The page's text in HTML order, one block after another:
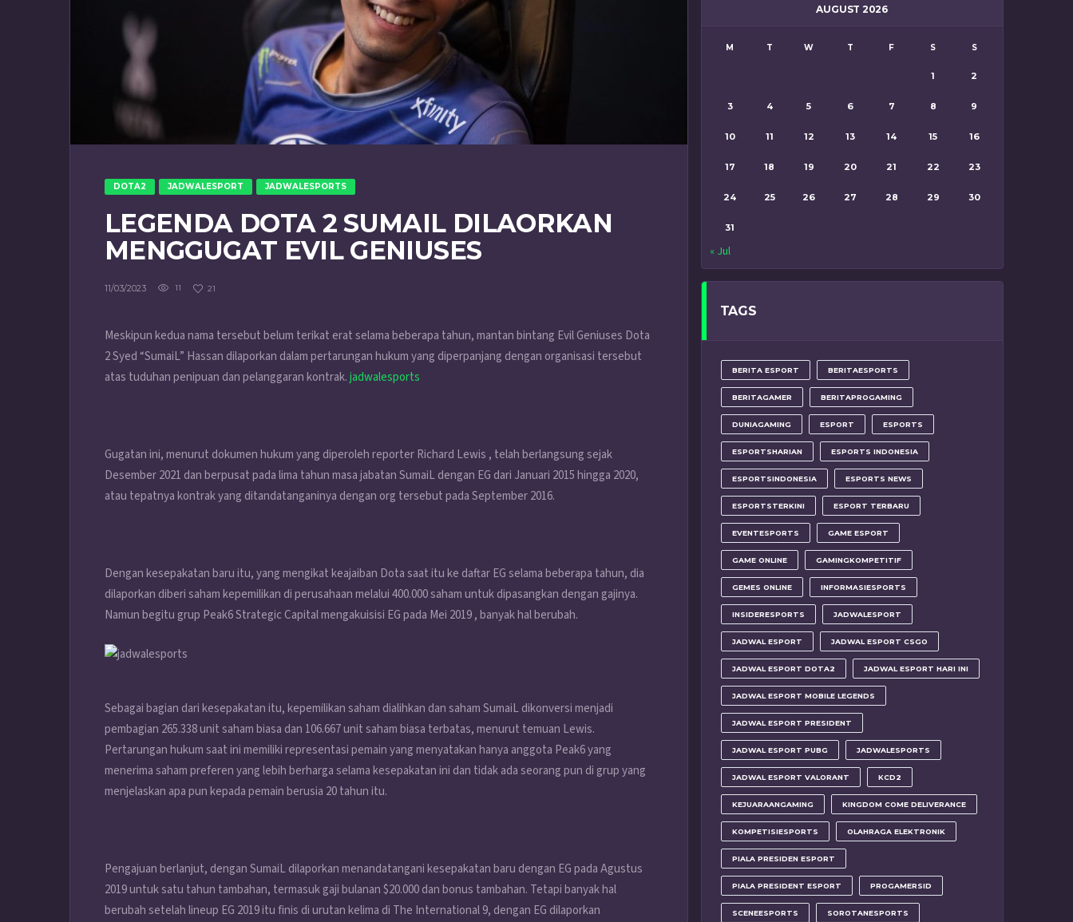
DOTA2 JADWALESPORT JADWALESPORTS
LEGENDA DOTA 2 SUMAIL DILAORKAN
MENGGUGAT EVIL GENIUSES
11/03/2023 11 21
Meskipun kedua nama tersebut belum terikat erat selama beberapa tahun, mantan bintang Evil Geniuses Dota
2 Syed “SumaiL” Hassan dilaporkan dalam pertarungan hukum yang diperpanjang dengan organisasi tersebut
atas tuduhan penipuan dan pelanggaran kontrak.jadwalesports
Gugatan ini, menurut dokumen hukum yang diperoleh reporter Richard Lewis , telah berlangsung sejak
Desember 2021 dan berpusat pada lima tahun masa jabatan SumaiL dengan EG dari Januari 2015 hingga 2020,
atau tepatnya kontrak yang ditandatanganinya dengan org tersebut pada September 2016.
Dengan kesepakatan baru itu, yang mengikat keajaiban Dota saat itu ke daftar EG selama beberapa tahun, dia
dilaporkan diberi saham kepemilikan di perusahaan melalui 400.000 saham untuk dipasangkan dengan gajinya.
Namun begitu grup Peak6 Strategic Capital mengakuisisi EG pada Mei 2019 , banyak hal berubah.
Sebagai bagian dari kesepakatan itu, kepemilikan saham dialihkan dan saham SumaiL dikonversi menjadi
pembagian 265.338 unit saham biasa dan 106.667 unit saham biasa terbatas, menurut temuan Lewis.
Pertarungan hukum saat ini memiliki representasi pemain yang menyatakan hanya anggota Peak6 yang
menerima saham preferen yang lebih berharga selama kesepakatan ini dan tidak ada seorang pun di grup yang
menjelaskan apa pun kepada pemain berusia 20 tahun itu.
Pengajuan berlanjut, dengan SumaiL dilaporkan menandatangani kesepakatan baru dengan EG pada Agustus
2019 untuk satu tahun tambahan, termasuk gaji bulanan $20.000 dan bonus tambahan. Tetapi banyak hal
berubah setelah lineup EG 2019 itu finis di urutan kelima di The International 9, dengan EG dilaporkan
AUGUST 2026
M T W T F S S
1 2
3 4 5 6 7 8 9
10 11 12 13 14 15 16
17 18 19 20 21 22 23
24 25 26 27 28 29 30
31
« Jul
TAGS
BERITA ESPORT BERITAESPORTS
BERITAGAMER BERITAPROGAMING
DUNIAGAMING ESPORT ESPORTS
ESPORTSHARIAN ESPORTS INDONESIA
ESPORTSINDONESIA ESPORTS NEWS
ESPORTSTERKINI ESPORT TERBARU
EVENTESPORTS GAME ESPORT
GAME ONLINE GAMINGKOMPETITIF
GEMES ONLINE INFORMASIESPORTS
INSIDERESPORTS JADWALESPORT
JADWAL ESPORT JADWAL ESPORT CSGO
JADWAL ESPORT DOTA2 JADWAL ESPORT HARI INI
JADWAL ESPORT MOBILE LEGENDS
JADWAL ESPORT PRESIDENT
JADWAL ESPORT PUBG JADWALESPORTS
JADWAL ESPORT VALORANT KCD2
KEJUARAANGAMING KINGDOM COME DELIVERANCE
KOMPETISIESPORTS OLAHRAGA ELEKTRONIK
PIALA PRESIDEN ESPORT
PIALA PRESIDENT ESPORT PROGAMERSID
SCENEESPORTS SOROTANESPORTS